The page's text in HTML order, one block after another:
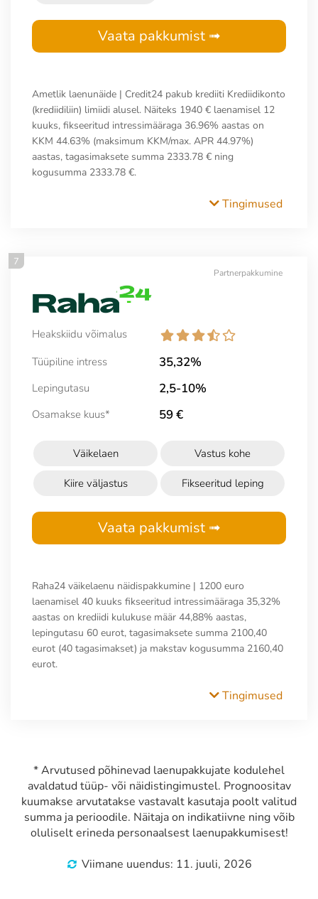
Vaata pakkumist ➟
Ametlik laenunäide | Credit24 pakub krediiti Krediidikonto
(krediidiliin) limiidi alusel. Näiteks 1940 € laenamisel 12
kuuks, fikseeritud intressimääraga 36.96% aastas on
KKM 44.63% (maksimum KKM/max. APR 44.97%)
aastas, tagasimaksete summa 2333.78 € ning
kogusumma 2333.78 €.
Tingimused
7
Heakskiidu võimalus
Tüüpiline intress
35,32%
Lepingutasu 2,5-10%
Osamakse kuus* 59 €
Väikelaen Vastus kohe
Kiire väljastus Fikseeritud leping
Vaata pakkumist ➟
Partnerpakkumine
Raha24 väikelaenu näidispakkumine | 1200 euro
laenamisel 40 kuuks fikseeritud intressimääraga 35,32%
aastas on krediidi kulukuse määr 44,88% aastas,
lepingutasu 60 eurot, tagasimaksete summa 2100,40
eurot (40 tagasimakset) ja makstav kogusumma 2160,40
eurot.
Tingimused
* Arvutused põhinevad laenupakkujate kodulehel
avaldatud tüüp- või näidistingimustel. Prognoositav
kuumakse arvutatakse vastavalt kasutaja poolt valitud
summa ja perioodile. Näitaja on indikatiivne ning võib
oluliselt erineda personaalsest laenupakkumisest!
Viimane uuendus: 11. juuli, 2026